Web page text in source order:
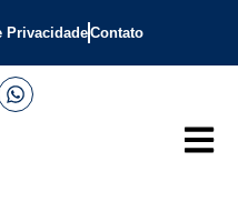
PrivacidadeContato